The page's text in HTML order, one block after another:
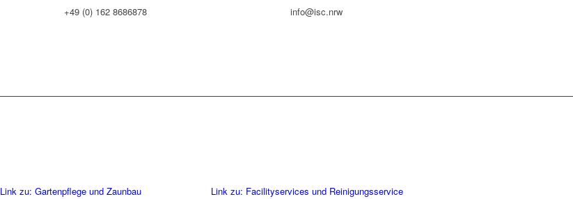
+49 (0) 162 8686878 info@isc.nrw
Link zu: Gartenpflege und Zaunbau Link zu: Facilityservices und Reinigungsservice